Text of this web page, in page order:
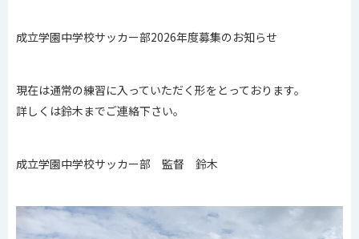
成立学園中学校サッカー部2026年度募集のお知らせ
現在は通常の練習に入っていただく形をとっております。
詳しくは鈴木までご連絡下さい。
成立学園中学校サッカー部 監督 鈴木